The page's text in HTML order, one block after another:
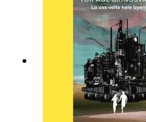
bibliotek i april
Gustafsson og Ingris
HelgesenProduksjon:
Sølvberget: https://